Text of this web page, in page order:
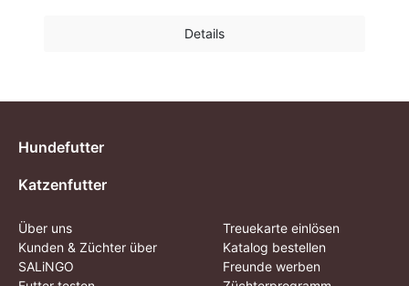
Details
Hundefutter
Katzenfutter
Über uns
Kunden & Züchter über
SALiNGO
Treuekarte einlösen
Katalog bestellen
Freunde werben